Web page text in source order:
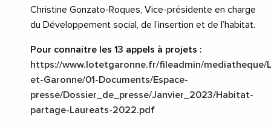
Christine Gonzato-Roques, Vice-présidente en charge
du Développement social, de l’insertion et de l’habitat.
Pour connaitre les 13 appels à projets :
https://www.lotetgaronne.fr/fileadmin/mediatheque/
et-Garonne/01-Documents/Espace-
presse/Dossier_de_presse/Janvier_2023/Habitat-
partage-Laureats-2022.pdf